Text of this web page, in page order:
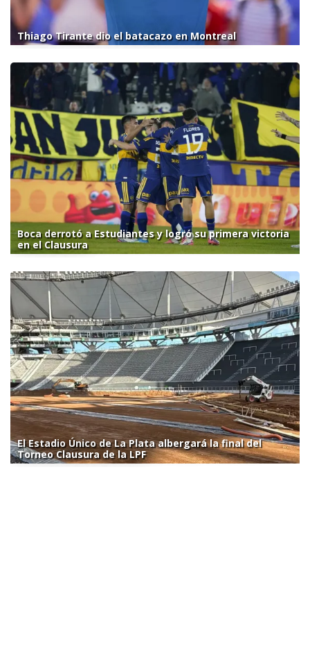
Thiago Tirante dio el batacazo en Montreal
Boca derrotó a Estudiantes y logró su primera victoria
en el Clausura
El Estadio Único de La Plata albergará la final del
Torneo Clausura de la LPF